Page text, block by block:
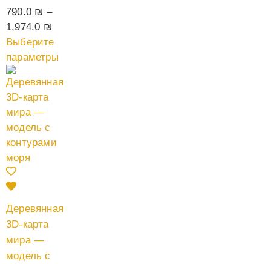
790.0 ₪ –
1,974.0 ₪
Выберите
параметры
Деревянная
3D-карта
мира —
модель с